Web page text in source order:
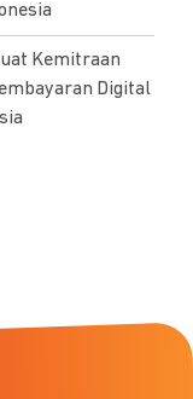
Kemitraan
Digital